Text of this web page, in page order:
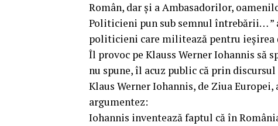
Român, dar și a Ambasadorilor,
Politicieni pun sub semnul întrebării…
politicieni care militează pentru ieșirea
Îl provoc pe Klauss Werner Iohannis să
nu spune, îl acuz public că prin discursul
Klaus Werner Iohannis, de Ziua
argumentez:
Iohannis inventează faptul că în